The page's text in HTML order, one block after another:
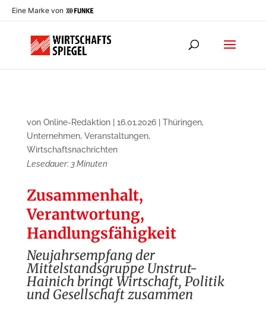
Eine Marke von
von Online-Redaktion| 16.01.2026| Thüringen,
Unternehmen, Veranstaltungen,
Wirtschaftsnachrichten
Lesedauer: 3 Minuten
Zusammenhalt,
Verantwortung,
Handlungsfähigkeit
Neujahrsempfang der
Mittelstandsgruppe Unstrut-
Hainich bringt Wirtschaft, Politik
und Gesellschaft zusammen